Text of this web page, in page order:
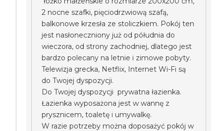
2 nocne szafki, pięciodrzwiową szafą,
balkonowe krzesła ze stoliczkiem. Pokój ten
jest nasłoneczniony już od półudnia do
wieczora, od strony zachodniej, dlatego jest
bardzo polecany na letnie i zimowe pobyty.
Telewizja grecka, Netflix, Internet Wi-Fi są
do Twojej dyspozycji.
Do Twojej dyspozycji prywatna łazienka.
Łazienka wyposażona jest w wannę z
prysznicem, toaletę i umywalkę.
W razie potrzeby można doposażyć pokój w